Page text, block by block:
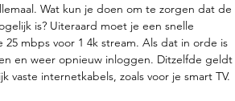
Wat kun je doen om te zorgen dat de
is? Uiteraard moet je een snelle
mbps voor 1 4k stream. Als dat in orde is
en weer opnieuw inloggen. Ditzelfde geldt
internetkabels, zoals voor je smart TV.